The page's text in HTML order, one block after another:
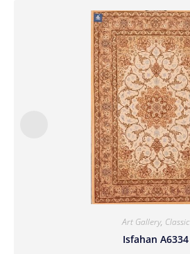
Art Gallery, Classic
Isfahan A6334